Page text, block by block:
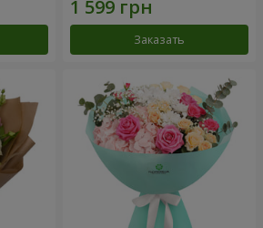
Заказать